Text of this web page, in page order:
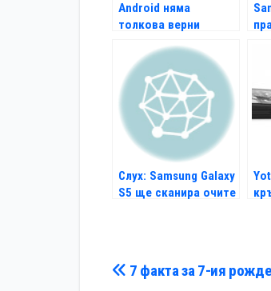
Android няма
толкова верни
Слух: Samsung Galaxy
S5 ще сканира очите
Навигация
7 факта за 7-ия